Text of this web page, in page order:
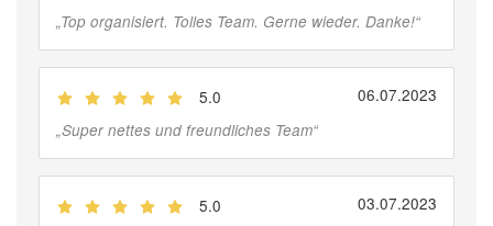
„Top organisiert. Tolles Team. Gerne wieder. Danke!“
5.0 06.07.2023
„Super nettes und freundliches Team“
5.0 03.07.2023